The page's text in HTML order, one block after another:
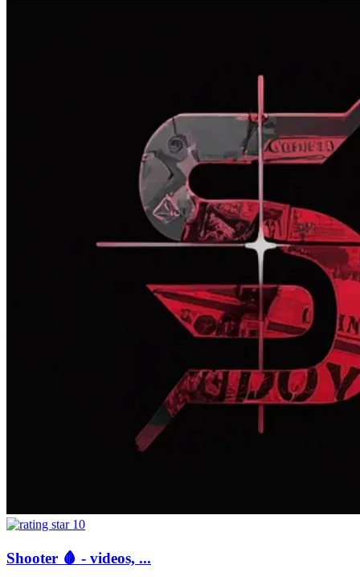
10
Shooter 🩸 - videos, ...